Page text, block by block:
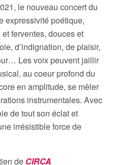
le nouveau concert du
expressivité poétique,
ferventes, douces et
d’indignation, de plaisir,
Les voix peuvent jaillir
au coeur profond du
en amplitude, se mêler
instrumentales. Avec
de tout son éclat et
irrésistible force de
de CIRCA